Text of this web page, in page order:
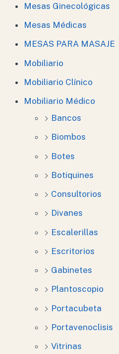
Mesas Ginecológicas
Mesas Médicas
MESAS PARA MASAJE
Mobiliario
Mobiliario Clínico
Mobiliario Médico
Bancos
Biombos
Botes
Botiquines
Consultorios
Divanes
Escalerillas
Escritorios
Gabinetes
Plantoscopio
Portacubeta
Portavenoclisis
Vitrinas